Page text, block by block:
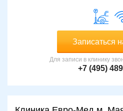
Записаться
Для записи в клинику
+7 (495)